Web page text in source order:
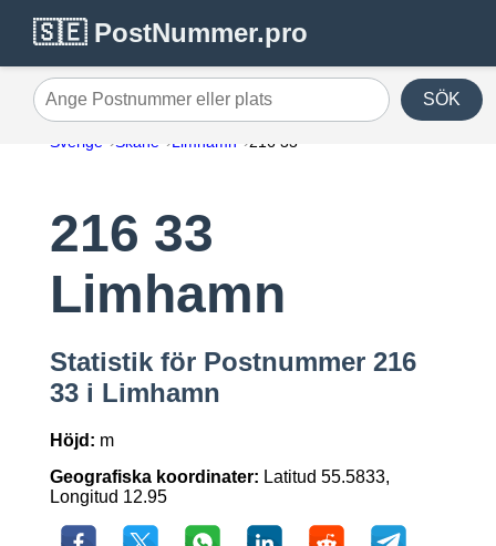
🇸🇪 PostNummer.pro
Ange Postnummer eller plats SÖK
Sverige Skåne Limhamn 216 33
216 33
Limhamn
Statistik för Postnummer 216
33 i Limhamn
Höjd: m
Geografiska koordinater: Latitud 55.5833,
Longitud 12.95